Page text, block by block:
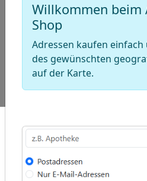
Beliebte
Willkommen beim
Shop
Adressen kaufen
des gewünschten
auf der Karte.